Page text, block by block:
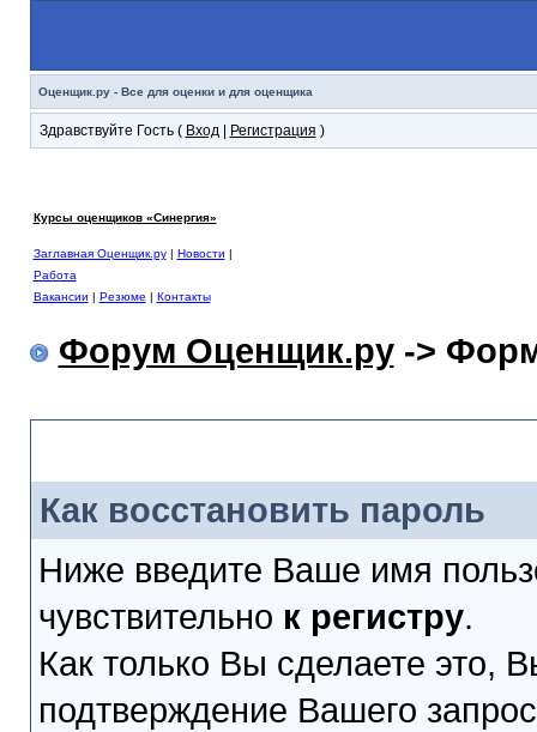
Оценщик.ру - Все для оценки и для оценщика
Здравствуйте Гость ( Вход| Регистрация )
Курсы оценщиков «Синергия»
Заглавная Оценщик.ру| Новости |
Работа
Вакансии | Резюме | Контакты
Форум Оценщик.ру->
Как восстановить пароль
Ниже введите Ваше имя
чувствительно к регистру.
Как только Вы сделаете это,
подтверждение Вашего